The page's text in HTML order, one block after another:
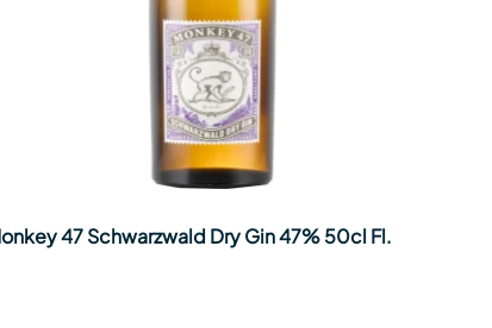
47 Schwarzwald Dry Gin 47% 50cl Fl.